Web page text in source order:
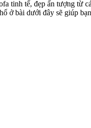
tinh tế, đẹp ấn tượng từ
ở bài dưới đây sẽ giúp